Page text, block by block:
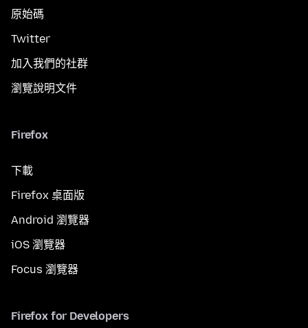
原始碼
Twitter
加入我們的社群
瀏覽說明文件
Firefox
下載
Firefox 桌面版
Android 瀏覽器
iOS 瀏覽器
Focus 瀏覽器
Firefox for Developers